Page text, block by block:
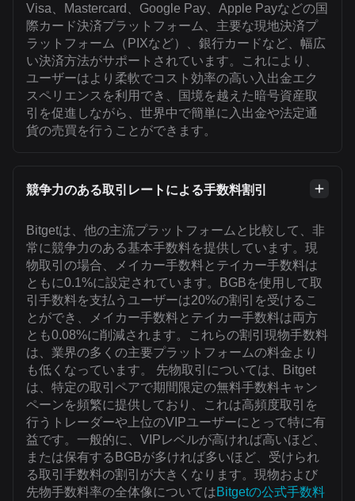
Visa、Mastercard、Google Pay、Apple Payなどの国
際カード決済プラットフォーム、主要な現地決済プ
ラットフォーム（PIXなど）、銀行カードなど、幅広
い決済方法がサポートされています。これにより、
ユーザーはより柔軟でコスト効率の高い入出金エク
スペリエンスを利用でき、国境を越えた暗号資産取
引を促進しながら、世界中で簡単に入出金や法定通
貨の売買を行うことができます。
競争力のある取引レートによる手数料割引
Bitgetは、他の主流プラットフォームと比較して、非
常に競争力のある基本手数料を提供しています。現
物取引の場合、メイカー手数料とテイカー手数料は
ともに0.1%に設定されています。BGBを使用して取
引手数料を支払うユーザーは20%の割引を受けるこ
とができ、メイカー手数料とテイカー手数料は両方
とも0.08%に削減されます。これらの割引現物手数料
は、業界の多くの主要プラットフォームの料金より
も低くなっています。 先物取引については、Bitget
は、特定の取引ペアで期間限定の無料手数料キャン
ペーンを頻繁に提供しており、これは高頻度取引を
行うトレーダーや上位のVIPユーザーにとって特に有
益です。一般的に、VIPレベルが高ければ高いほど、
または保有するBGBが多ければ多いほど、受けられ
る取引手数料の割引が大きくなります。現物および
先物手数料率の全体像についてはBitgetの公式手数料